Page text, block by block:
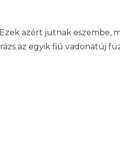
azért jutnak
az egyik fiú vadonatúj